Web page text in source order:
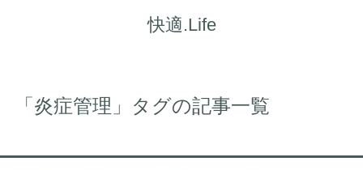
快適.Life
「炎症管理」タグの記事一覧